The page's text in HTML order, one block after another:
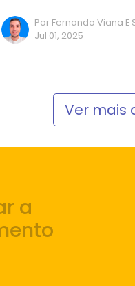
Por Fernando Viana E
Jul 01, 2025
Ver mais
a